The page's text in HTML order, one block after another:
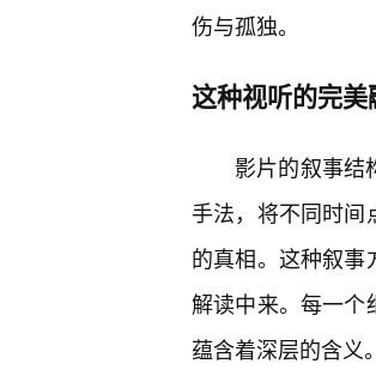
伤与孤独。
这种视听的完美
影片的叙事结
手法，将不同时间
的真相。这种叙事
解读中来。每一个
蕴含着深层的含义。